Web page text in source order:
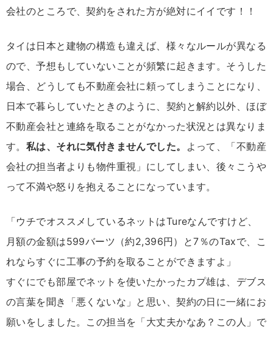
会社のところで、契約をされた方が絶対にイイです！！
タイは日本と建物の構造も違えば、様々なルールが異なる
ので、予想もしていないことが頻繁に起きます。そうした
場合、どうしても不動産会社に頼ってしまうことになり、
日本で暮らしていたときのように、契約と解約以外、ほぼ
不動産会社と連絡を取ることがなかった状況とは異なりま
す。 私は、それに気付きませんでした。
よって、「不動産
会社の担当者よりも物件重視」にしてしまい、後々こうや
って不満や怒りを抱えることになっています。
「ウチでオススメしているネットはTureなんですけど、
月額の金額は599バーツ（約2,396円）と7％のTaxで、こ
れならすぐに工事の予約を取ることができますよ」
すぐにでも部屋でネットを使いたかったカプ雄は、デブス
の言葉を聞き「悪くないな」と思い、契約の日に一緒にお
願いをしました。この担当を「大丈夫かなあ？この人」で